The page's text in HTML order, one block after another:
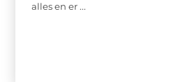
alles en er ...